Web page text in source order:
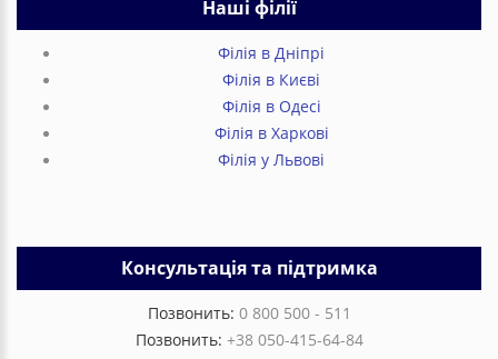
Наші філії
Філія в Дніпрі
Філія в Києві
Філія в Одесі
Філія в Харкові
Філія у Львові
Консультація та підтримка
Позвонить: 0 800 500 - 511
Позвонить: +38 050-415-64-84